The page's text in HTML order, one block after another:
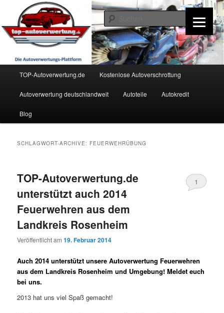
wechseln
sekundären
Inhalt
wechselnTOP-Autoverwertung.de
TOP-Autoverwertung.de Kostenlose Autoverschrottung
Autoverwertung deutschlandweit Autoteile Autokredit
Blog
SCHLAGWORT-ARCHIVE: FEUERWEHRÜBUNG
TOP-Autoverwertung.de
unterstützt auch 2014
Feuerwehren aus dem
Landkreis Rosenheim
Veröffentlicht am19. Februar 2014
1
Auch 2014 unterstützt unsere Autoverwertung Feuerwehren
aus dem Landkreis Rosenheim und Umgebung! Meldet euch
bei uns.
2013 hat uns viel Spaß gemacht!